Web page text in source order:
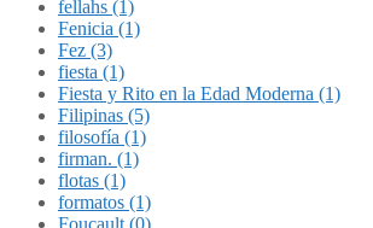
fellahs (1)
Fenicia (1)
Fez (3)
fiesta (1)
Fiesta y Rito en la Edad Moderna (1)
Filipinas (5)
filosofía (1)
firman. (1)
flotas (1)
formatos (1)
Foucault (0)